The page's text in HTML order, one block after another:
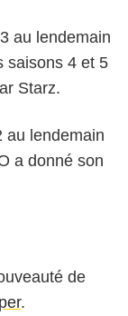
au lendemain
saisons 4 et 5
Starz.
au lendemain
a donné son
de
.